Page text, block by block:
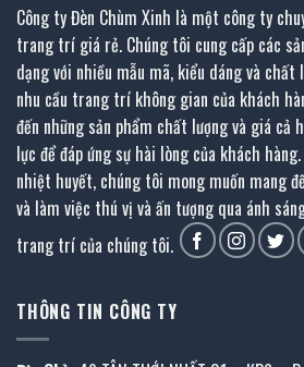
Công ty Đèn Chùm Xinh là một công ty
trang trí giá rẻ. Chúng tôi cung cấp các
dạng với nhiều mẫu mã, kiểu dáng và chất
nhu cầu trang trí không gian của khách
đến những sản phẩm chất lượng và giá cả
lực để đáp ứng sự hài lòng của khách
nhiệt huyết, chúng tôi mong muốn mang
và làm việc thú vị và ấn tượng qua ánh
trang trí của chúng tôi.
THÔNG TIN CÔNG TY